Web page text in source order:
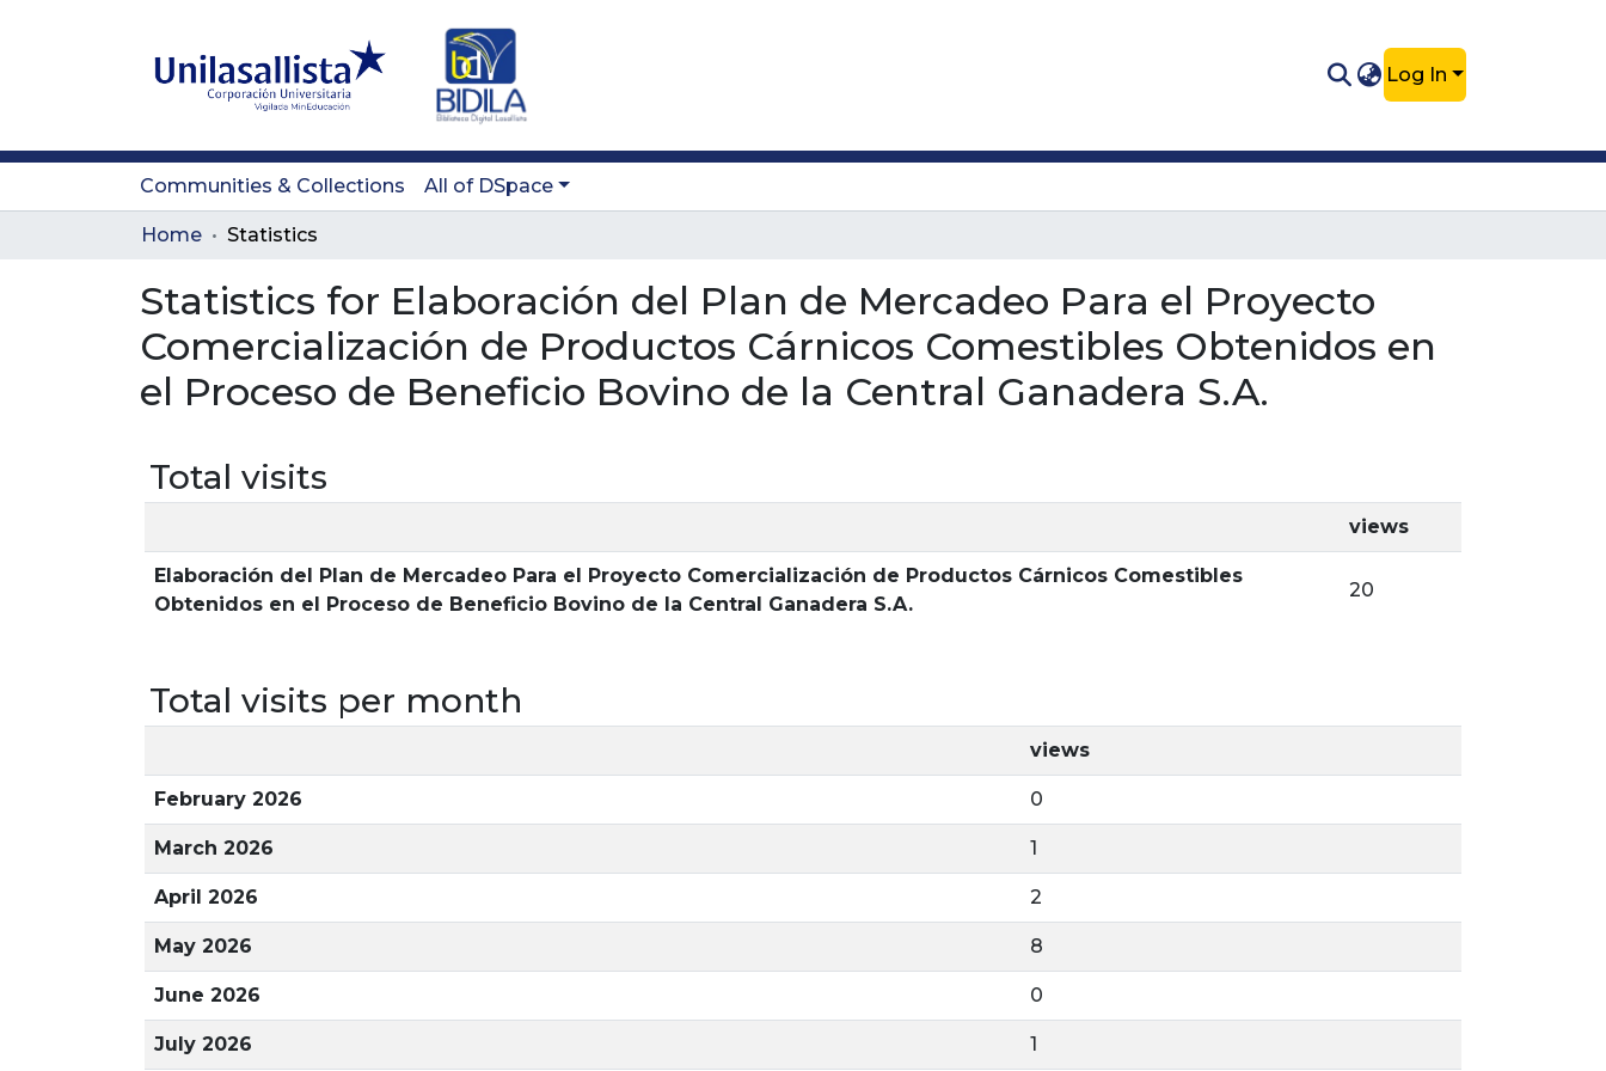
Log In
Communities & Collections All of DSpace
Home Statistics
Statistics for Elaboración del Plan de Mercadeo Para el Proyecto
Comercialización de Productos Cárnicos Comestibles Obtenidos en
el Proceso de Beneficio Bovino de la Central Ganadera S.A.
Total visits
views
Elaboración del Plan de Mercadeo Para el Proyecto Comercialización de Productos Cárnicos Comestibles
Obtenidos en el Proceso de Beneficio Bovino de la Central Ganadera S.A.
20
Total visits per month
views
February 2026 0
March 2026 1
April 2026 2
May 2026 8
June 2026 0
July 2026 1